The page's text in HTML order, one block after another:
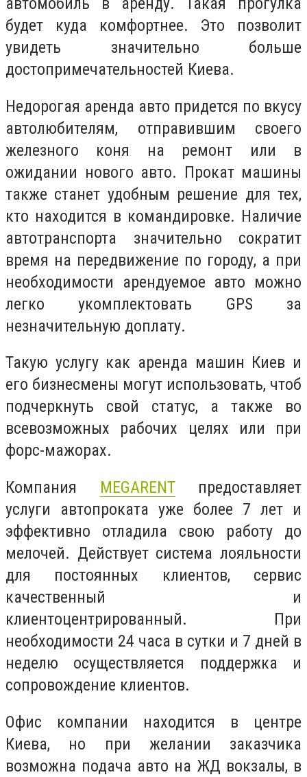
будет куда комфортнее. Это позволит
увидеть значительно больше
достопримечательностей Киева.
Недорогая аренда авто придется по вкусу
автолюбителям, отправившим своего
железного коня на ремонт или в
ожидании нового авто. Прокат машины
также станет удобным решение для тех,
кто находится в командировке. Наличие
автотранспорта значительно сократит
время на передвижение по городу, а при
необходимости арендуемое авто можно
легко укомплектовать GPS за
незначительную доплату.
Такую услугу как аренда машин Киев и
его бизнесмены могут использовать, чтоб
подчеркнуть свой статус, а также во
всевозможных рабочих целях или при
форс-мажорах.
Компания MEGARENTпредоставляет
услуги автопроката уже более 7 лет и
эффективно отладила свою работу до
мелочей. Действует система лояльности
для постоянных клиентов, сервис
качественный и
клиентоцентрированный. При
необходимости 24 часа в сутки и 7 дней в
неделю осуществляется поддержка и
сопровождение клиентов.
Офис компании находится в центре
Киева, но при желании заказчика
возможна подача авто на ЖД вокзалы, в